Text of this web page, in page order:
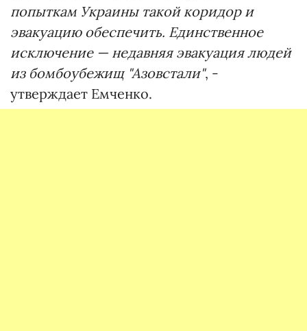
попыткам Украины такой коридор и
эвакуацию обеспечить. Единственное
исключение — недавняя эвакуация людей
из бомбоубежищ "Азовстали", -
утверждает Емченко.